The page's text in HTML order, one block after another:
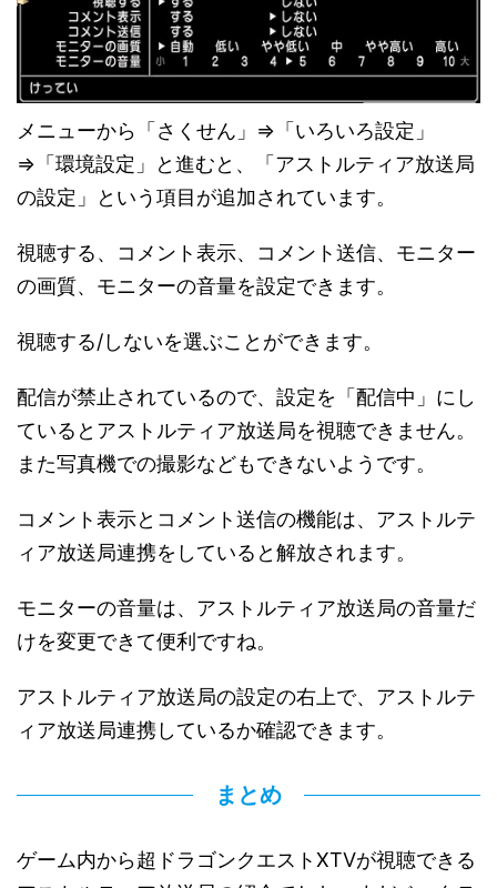
メニューから「さくせん」⇒「いろいろ設定」
⇒「環境設定」と進むと、「アストルティア放送局
の設定」という項目が追加されています。
視聴する、コメント表示、コメント送信、モニター
の画質、モニターの音量を設定できます。
視聴する/しないを選ぶことができます。
配信が禁止されているので、設定を「配信中」にし
ているとアストルティア放送局を視聴できません。
また写真機での撮影などもできないようです。
コメント表示とコメント送信の機能は、アストルテ
ィア放送局連携をしていると解放されます。
モニターの音量は、アストルティア放送局の音量だ
けを変更できて便利ですね。
アストルティア放送局の設定の右上で、アストルテ
ィア放送局連携しているか確認できます。
まとめ
ゲーム内から超ドラゴンクエストXTVが視聴できる